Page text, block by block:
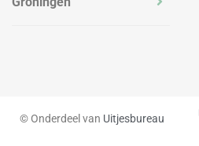
© Onderdeel van Uitjesbureau